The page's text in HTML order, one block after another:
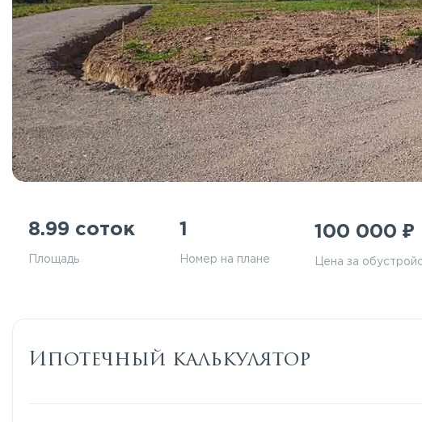
8.99 соток
Площадь
1
Номер на плане
100 000 ₽
Цена за
Ипотечный калькулятор